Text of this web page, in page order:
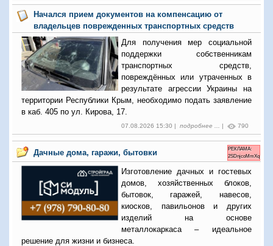
Начался прием документов на компенсацию от
владельцев поврежденных транспортных средств
Для получения мер социальной
поддержки собственникам
транспортных средств,
повреждённых или утраченных в
результате агрессии Украины на
территории Республики Крым, необходимо подать заявление
в каб. 405 по ул. Кирова, 17.
07.08.2026 15:30 | подробнее ... | 790
Дачные дома, гаражи, бытовки
РЕКЛАМА:
2SDnjcoMmXq
Изготовление дачных и гостевых
домов, хозяйственных блоков,
бытовок, гаражей, навесов,
киосков, павильонов и других
изделий на основе
металлокаркаса – идеальное
решение для жизни и бизнеса.